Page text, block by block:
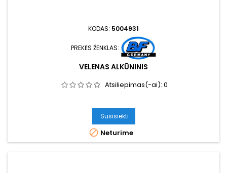
KODAS: 5004931
PREKĖS ŽENKLAS:
VELENAS ALKŪNINIS
Atsiliepimas(-ai): 0
Susisiekti
 Neturime